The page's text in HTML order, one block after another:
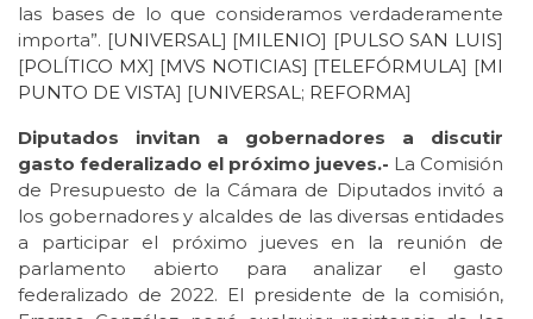
las bases de lo que consideramos verdaderamente
importa”. [UNIVERSAL ] [MILENIO] [PULSO SAN LUIS]
[POLÍTICO MX] [MVS NOTICIAS] [TELEFÓRMULA] [MI
PUNTO DE VISTA] [UNIVERSAL ; REFORMA]
Diputados invitan a gobernadores a discutir
gasto federalizado el próximo jueves.- La Comisión
de Presupuesto de la Cámara de Diputados invitó a
los gobernadores y alcaldes de las diversas entidades
a participar el próximo jueves en la reunión de
parlamento abierto para analizar el gasto
federalizado de 2022. El presidente de la comisión,